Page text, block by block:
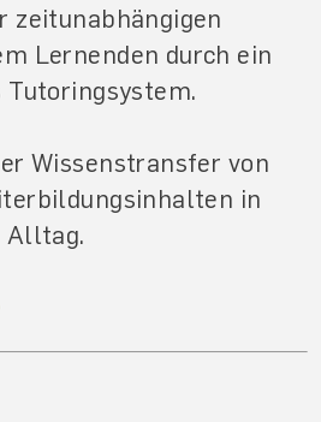
zeitunabhängigen
Lernenden durch ein
Wissenstransfer von
in
Alltag.